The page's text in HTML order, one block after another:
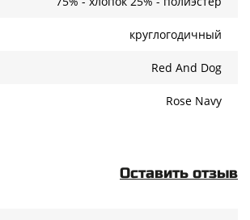
круглогодичный
Red And Dog
Rose Navy
Оставить отзыв